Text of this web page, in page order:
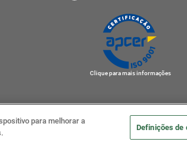
Clique para mais informações
2020 . ERS - Entidade
para melhorar a
Definições de